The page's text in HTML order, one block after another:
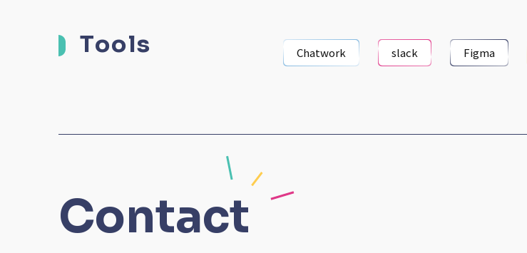
Tools Chatwork slack Figma
Contact